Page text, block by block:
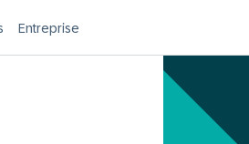
Entreprise